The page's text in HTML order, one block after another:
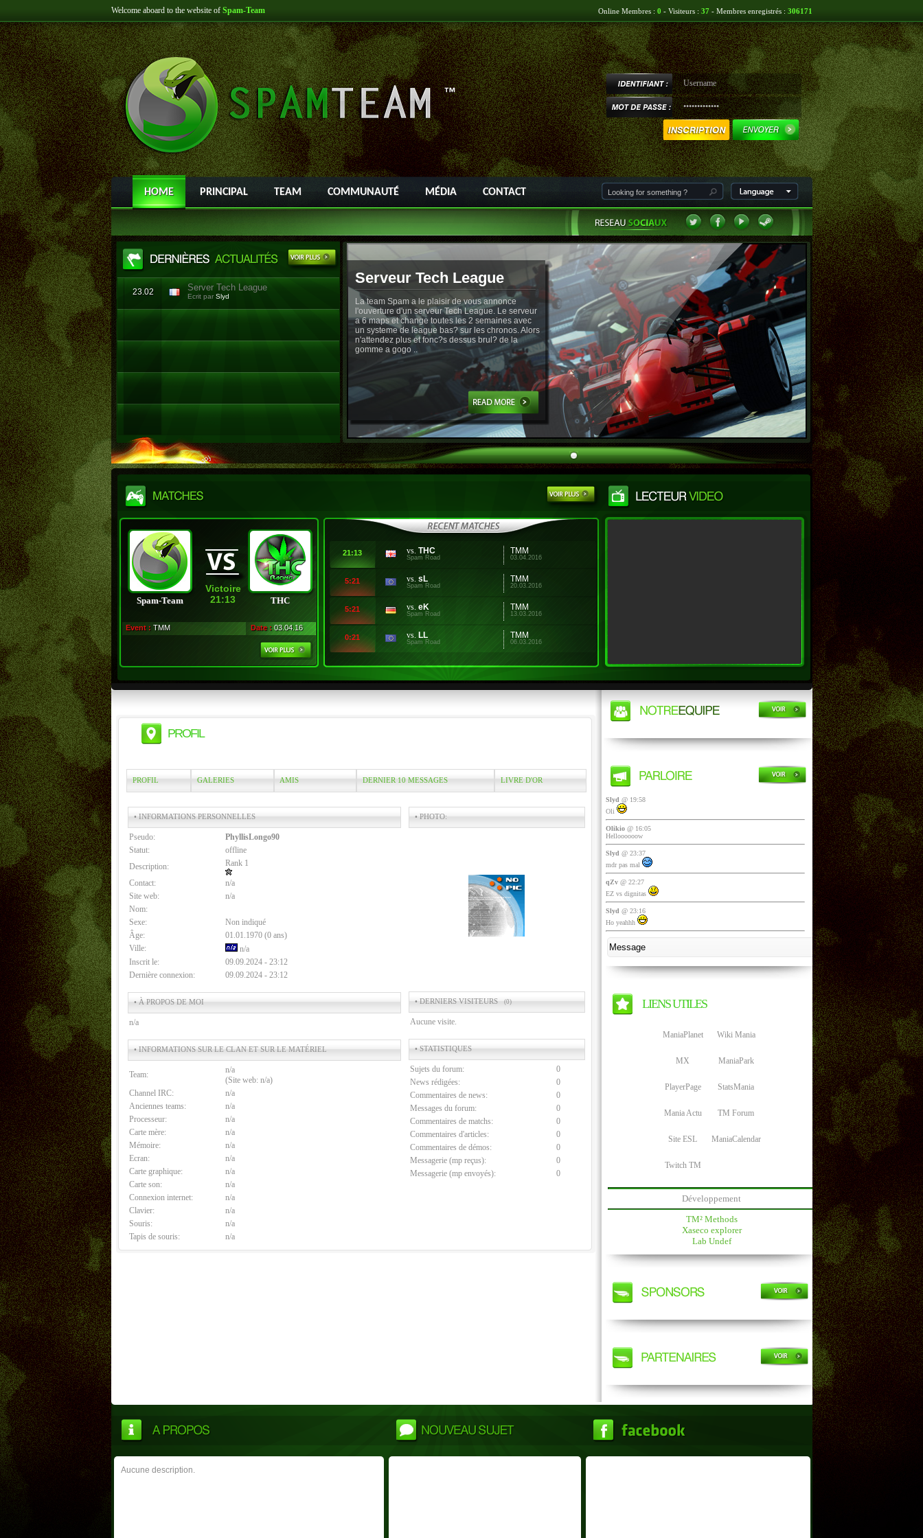
Welcome aboard to the website of Spam-Team Online Membres : 0 - Visiteurs : 37- Membres enregistrés : 306171
HOME PRINCIPAL TEAM COMMUNAUTÉ MÉDIA CONTACT
23.02 Server Tech League
Ecrit par Slyd
Serveur Tech League
La team Spam a le plaisir de vous annonce
l'ouverture d'un serveur Tech League. Le serveur
a 6 maps et change toutes les 2 semaines avec
un systeme de league bas? sur les chronos. Alors
n'attendez plus et fonc?s dessus brul? de la
gomme a gogo ..
Spam-Team
Victoire
21:13
THC
Event : TMM Date : 03.04.16
21:13 vs. THC
Spam Road
TMM
03.04.2016
5:21 vs. sL
Spam Road
TMM
20.03.2016
5:21 vs. eK
Spam Road
TMM
13.03.2016
0:21 vs. LL
Spam Road
TMM
06.03.2016
PROFIL
PROFIL GALERIES AMIS DERNIER 10 MESSAGES LIVRE D'OR
• INFORMATIONS PERSONNELLES
Pseudo:
PhyllisLongo90
Statut:
offline
Description:
Rank 1
Contact:
n/a
Site web:
n/a
Nom:
Sexe:
Non indiqué
Âge:
01.01.1970 (0 ans)
Ville:
n/a
Inscrit le:
09.09.2024 - 23:12
Dernière connexion:
09.09.2024 - 23:12
• À PROPOS DE MOI
n/a
• INFORMATIONS SUR LE CLAN ET SUR LE MATÉRIEL
Team:
n/a
(Site web: n/a)
Channel IRC:
n/a
Anciennes teams:
n/a
Processeur:
n/a
Carte mère:
n/a
Mémoire:
n/a
Ecran:
n/a
Carte graphique:
n/a
Carte son:
n/a
Connexion internet:
n/a
Clavier:
n/a
Souris:
n/a
Tapis de souris:
n/a
• PHOTO:
• DERNIERS VISITEURS (0)
Aucune visite.
• STATISTIQUES
Sujets du forum:
0
News rédigées:
0
Commentaires de news:
0
Messages du forum:
0
Commentaires de matchs:
0
Commentaires d'articles:
0
Commentaires de démos:
0
Messagerie (mp reçus):
0
Messagerie (mp envoyés):
0
Slyd @ 19:58
Oli
Olikio@ 16:05
Helloooooow
Slyd @ 23:37
mdr pas mal
qZv@ 22:27
EZ vs dignitas
Slyd @ 23:16
Ho yeahhh
LIENS UTILES
ManiaPlanet Wiki Mania
MX ManiaPark
PlayerPage StatsMania
Mania Actu TM Forum
Site ESL ManiaCalendar
Twitch TM
Développement
TM² Methods
Xaseco explorer
Lab Undef
Aucune description.